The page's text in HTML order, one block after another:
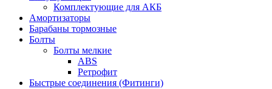
Комплектующие для АКБ
Амортизаторы
Барабаны тормозные
Болты
Болты мелкие
ABS
Ретрофит
Быстрые соединения (Фитинги)